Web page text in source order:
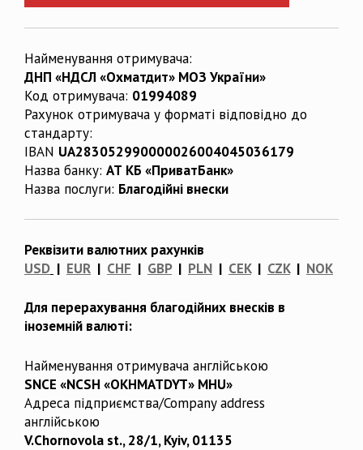
Найменування отримувача:
ДНП «НДСЛ «Охматдит» МОЗ України»
Код отримувача: 01994089
Рахунок отримувача у форматі відповідно до
стандарту:
IBAN UA283052990000026004045036179
Назва банку: АТ КБ «ПриватБанк»
Назва послуги: Благодійні внески
Реквізити валютних рахунків
USD | EUR | CHF | GBP| PLN | CEK| CZK| NOK
Для перерахування благодійних внесків в
іноземній валюті:
Найменування отримувача англійською
SNCE «NCSH «OKHMATDYT» MHU»
Адреса підприємства/Company address
англійською
V.Chornovola st., 28/1, Kyiv, 01135